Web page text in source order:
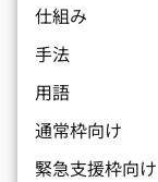
仕組み
手法
用語
通常枠向け
緊急支援枠向け